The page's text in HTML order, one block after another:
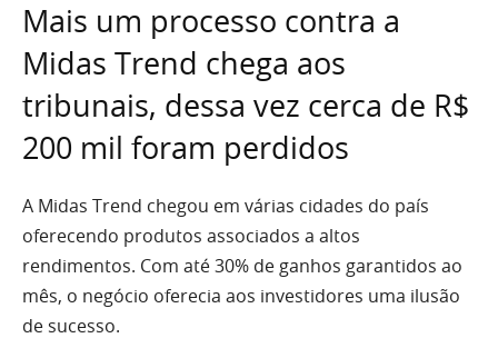
Mais um processo contra a
Midas Trend chega aos
tribunais, dessa vez cerca de R$
200 mil foram perdidos
A Midas Trend chegou em várias cidades do país
oferecendo produtos associados a altos
rendimentos. Com até 30% de ganhos garantidos ao
mês, o negócio oferecia aos investidores uma ilusão
de sucesso.